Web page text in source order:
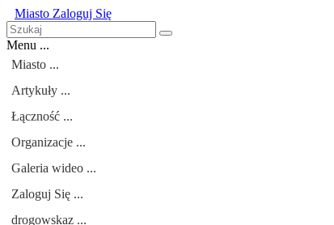
Miasto Zaloguj Się
Menu ...
Miasto ...
Artykuły ...
Łączność ...
Organizacje ...
Galeria wideo ...
Zaloguj Się ...
drogowskaz ...